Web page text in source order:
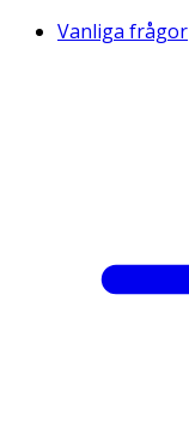
Vanliga frågor